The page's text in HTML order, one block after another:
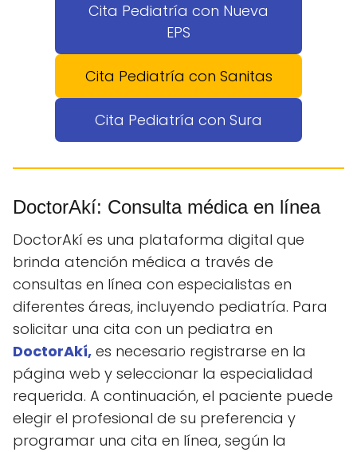
Cita Pediatría con Nueva
EPS
Cita Pediatría con Sanitas
Cita Pediatría con Sura
DoctorAkí: Consulta médica en línea
DoctorAkí es una plataforma digital que
brinda atención médica a través de
consultas en línea con especialistas en
diferentes áreas, incluyendo pediatría. Para
solicitar una cita con un pediatra en
DoctorAkí, es necesario registrarse en la
página web y seleccionar la especialidad
requerida. A continuación, el paciente puede
elegir el profesional de su preferencia y
programar una cita en línea, según la